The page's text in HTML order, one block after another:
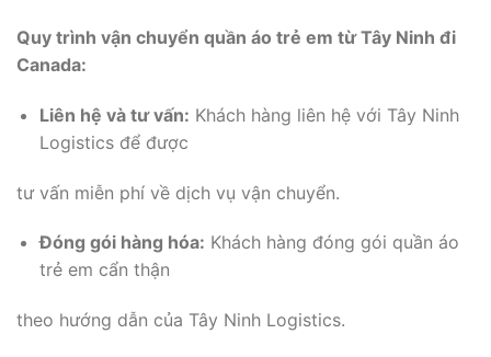
Quy trình vận chuyển quần áo trẻ em từ Tây Ninh đi
Canada:
Liên hệ và tư vấn: Khách hàng liên hệ với Tây Ninh
Logistics để được
tư vấn miễn phí về dịch vụ vận chuyển.
Đóng gói hàng hóa: Khách hàng đóng gói quần áo
trẻ em cẩn thận
theo hướng dẫn của Tây Ninh Logistics.